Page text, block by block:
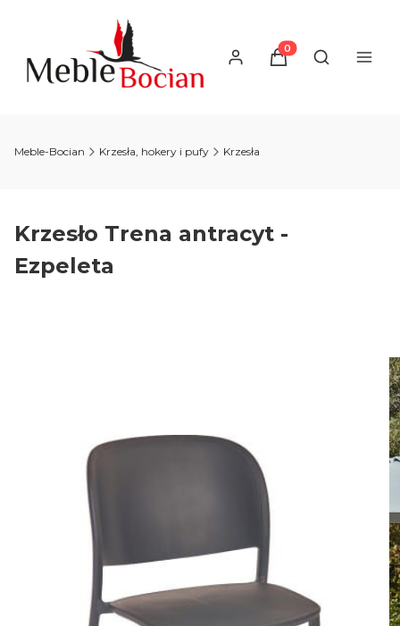
Produkty w
Otwórz
Meble-Bocian Krzesła, hokery i pufy Krzesła
Krzesło Trena antracyt -
Ezpeleta